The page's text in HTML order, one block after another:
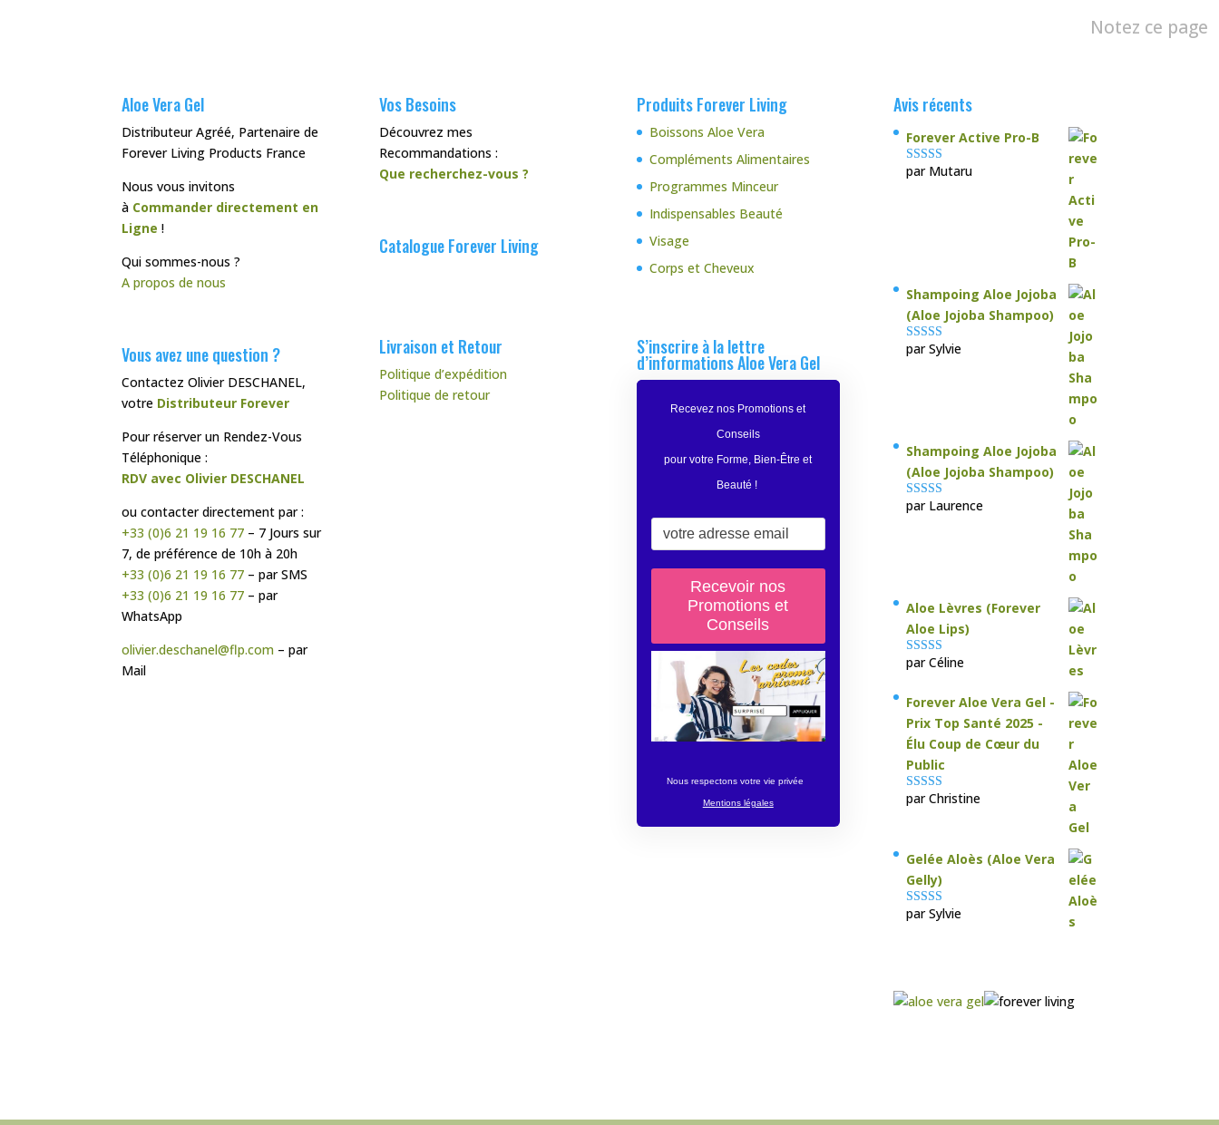
Notez ce page
Aloe Vera Gel
Distributeur Agréé, Partenaire de
Forever Living Products France
Nous vous invitons
à Commander directement en
Ligne !
Qui sommes-nous ?
A propos de nous
Vous avez une question ?
Contactez Olivier DESCHANEL,
votre Distributeur Forever
Pour réserver un Rendez-Vous
Téléphonique :
RDV avec Olivier DESCHANEL
ou contacter directement par :
+33 (0)6 21 19 16 77 – 7 Jours sur
7, de préférence de 10h à 20h
+33 (0)6 21 19 16 77 – par SMS
+33 (0)6 21 19 16 77 – par
WhatsApp
olivier.deschanel@flp.com – par
Mail
Vos Besoins
Découvrez mes
Recommandations :
Que recherchez-vous ?
Catalogue Forever Living
Livraison et Retour
Politique d’expédition
Politique de retour
Produits Forever Living
Boissons Aloe Vera
Compléments Alimentaires
Programmes Minceur
Indispensables Beauté
Visage
Corps et Cheveux
S’inscrire à la lettre
d’informations Aloe Vera Gel
Recevez nos Promotions et
Conseils
pour votre Forme, Bien-Être et
Beauté !
Nous respectons votre vie privée
Mentions légales
Avis récents
Forever Active Pro-B
Note4sur
par Mutaru
Shampoing Aloe Jojoba
(Aloe Jojoba Shampoo)
Note5sur 5
par Sylvie
Shampoing Aloe Jojoba
(Aloe Jojoba Shampoo)
Note5sur 5
par Laurence
Aloe Lèvres (Forever
Aloe Lips)
Note5sur 5
par Céline
Forever Aloe Vera Gel -
Prix Top Santé 2025 -
Élu Coup de Cœur du
Public
Note5sur 5
par Christine
Gelée Aloès (Aloe Vera
Gelly)
Note5sur 5
par Sylvie